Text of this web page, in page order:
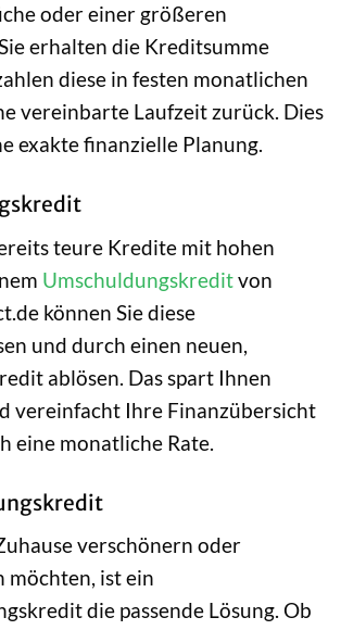
oder einer größeren
erhalten die Kreditsumme
diese in festen monatlichen
vereinbarte Laufzeit zurück. Dies
exakte finanzielle Planung.
teure Kredite mit hohen
Umschuldungskreditvon
können Sie diese
und durch einen neuen,
ablösen. Das spart Ihnen
vereinfacht Ihre Finanzübersicht
eine monatliche Rate.
verschönern oder
möchten, ist ein
die passende Lösung. Ob